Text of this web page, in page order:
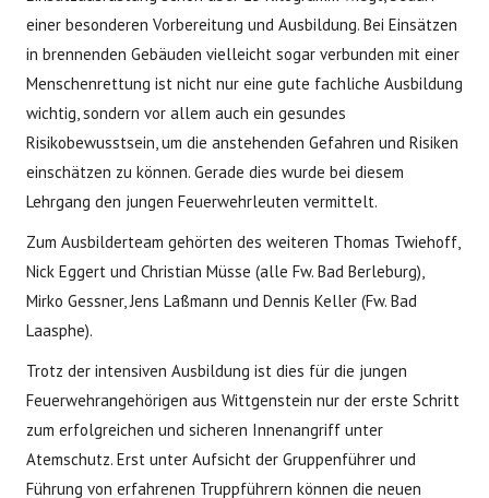
einer besonderen Vorbereitung und Ausbildung. Bei Einsätzen
in brennenden Gebäuden vielleicht sogar verbunden mit einer
Menschenrettung ist nicht nur eine gute fachliche Ausbildung
wichtig, sondern vor allem auch ein gesundes
Risikobewusstsein, um die anstehenden Gefahren und Risiken
einschätzen zu können. Gerade dies wurde bei diesem
Lehrgang den jungen Feuerwehrleuten vermittelt.
Zum Ausbilderteam gehörten des weiteren Thomas Twiehoff,
Nick Eggert und Christian Müsse (alle Fw. Bad Berleburg),
Mirko Gessner, Jens Laßmann und Dennis Keller (Fw. Bad
Laasphe).
Trotz der intensiven Ausbildung ist dies für die jungen
Feuerwehrangehörigen aus Wittgenstein nur der erste Schritt
zum erfolgreichen und sicheren Innenangriff unter
Atemschutz. Erst unter Aufsicht der Gruppenführer und
Führung von erfahrenen Truppführern können die neuen